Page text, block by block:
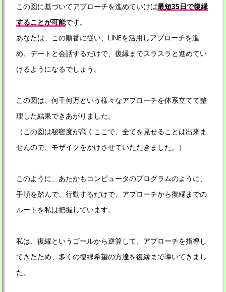
この図に基づいてアプローチを進めていけば最短35日で復縁
することが可能です。
あなたは、この順番に従い、LINEを活用しアプローチを進
め、デートと会話するだけで、復縁までスラスラと進めてい
けるようになるでしょう。
この図は、何千何万という様々なアプローチを体系立てて整
理した結果できあがりました。
（この図は秘密度が高くここで、全てを見せることは出来ま
せんので、モザイクをかけさせていただきました。）
このように、あたかもコンピュータのプログラムのように、
手順を踏んで、行動するだけで、アプローチから復縁までの
ルートを私は把握しています。
私は、復縁というゴールから逆算して、アプローチを指導し
てきたため、多くの復縁希望の方達を復縁まで導いてきまし
た。